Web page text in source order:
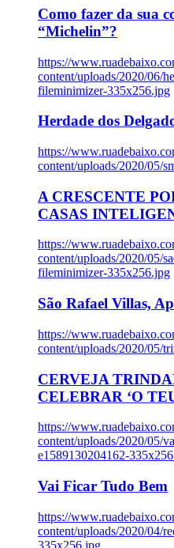
Como fazer da sua
“Michelin”?
https://
content/uploads/2020/06/
fileminimizer-335x256.jpg
Herdade dos
https://
content/uploads/2020/05/
A CRESCENTE
CASAS
https://
content/uploads/2020/05/
fileminimizer-335x256.jpg
São Rafael Villas,
https://
content/uploads/2020/05/
CERVEJA
CELEBRAR ‘O
https://
content/uploads/2020/05/
e1589130204162-
Vai Ficar Tudo Bem
https://
content/uploads/2020/04/
335x256.jpg